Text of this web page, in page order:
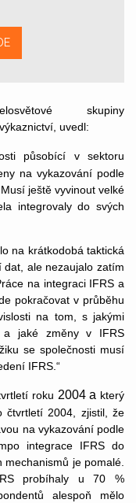
skupiny
uvedl:
působící v sektoru
na vykazování podle
ještě vyvinout velké
integrovaly do svých
na krátkodobá taktická
ale nezaujalo zatím
na integraci IFRS a
pokračovat v průběhu
na tom, s jakými
a jaké změny v IFRS
se společnosti musí
IFRS.“
roku 2004 a který
čtvrtletí 2004, zjistil, že
na vykazování podle
integrace IFRS do
je pomalé.
probíhaly u 70 %
alespoň mělo